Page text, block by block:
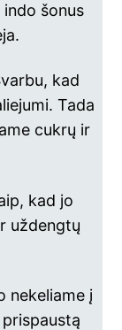
šonus
kad
Tada
cukrų ir
kad jo
uždengtų
nekeliame į